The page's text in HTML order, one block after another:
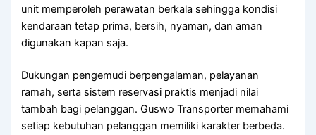
unit memperoleh perawatan berkala sehingga kondisi
kendaraan tetap prima, bersih, nyaman, dan aman
digunakan kapan saja.
Dukungan pengemudi berpengalaman, pelayanan
ramah, serta sistem reservasi praktis menjadi nilai
tambah bagi pelanggan. Guswo Transporter memahami
setiap kebutuhan pelanggan memiliki karakter berbeda.